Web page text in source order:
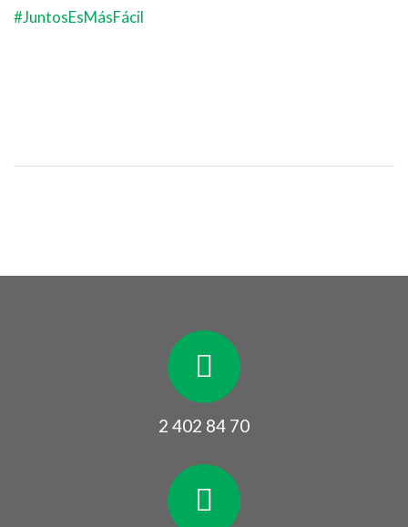
#JuntosEsMásFácil
2 402 84 70